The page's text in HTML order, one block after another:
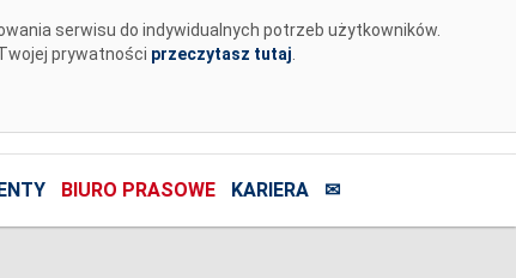
serwisu do indywidualnych potrzeb użytkowników.
prywatności przeczytasz tutaj
BIURO PRASOWE KARIERA ✉